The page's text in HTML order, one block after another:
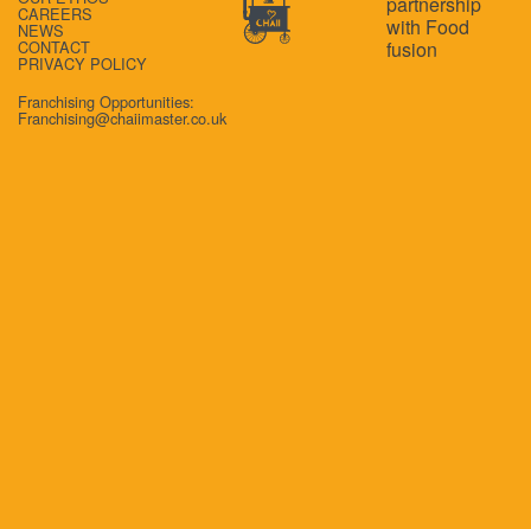
CAREERS
NEWS
CONTACT
PRIVACY POLICY
Franchising Opportunities:
Franchising@chaiimaster.co.uk